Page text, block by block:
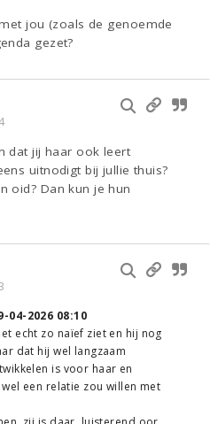
jou (zoals de genoemde
gezet?
dat jij haar ook leert
uitnodigt bij jullie thuis?
oid? Dan kun je hun
04-2026 08:10
echt zo naïef ziet en hij nog
dat hij wel langzaam
is voor haar en
een relatie zou willen met